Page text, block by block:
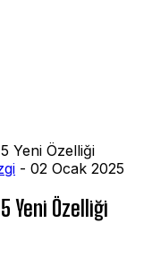
Yeni Özelliği
- 02 Ocak 2025
5 Yeni Özelliği